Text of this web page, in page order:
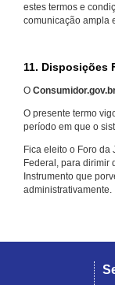
estes termos e
comunicação ampla
11. Disposições
O
O presente termo
período em que o
Fica eleito o Foro
Federal, para dirimir
Instrumento que
administrativamente.